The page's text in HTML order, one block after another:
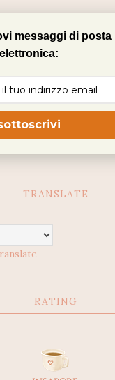
messaggi di posta
elettronica:
TRANSLATE
RATING